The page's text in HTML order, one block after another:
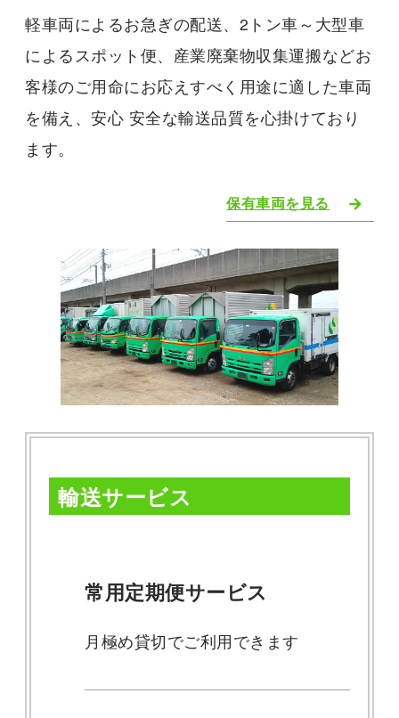
軽車両によるお急ぎの配送、2トン車～大型車
によるスポット便、産業廃棄物収集運搬などお
客様のご用命にお応えすべく用途に適した車両
を備え、安心 安全な輸送品質を心掛けており
ます。
保有車両を見る
輸送サービス
常用定期便サービス
月極め貸切でご利用できます